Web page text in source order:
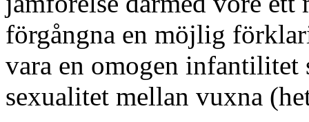
förgångna en möjlig
vara en omogen
sexualitet mellan vuxna